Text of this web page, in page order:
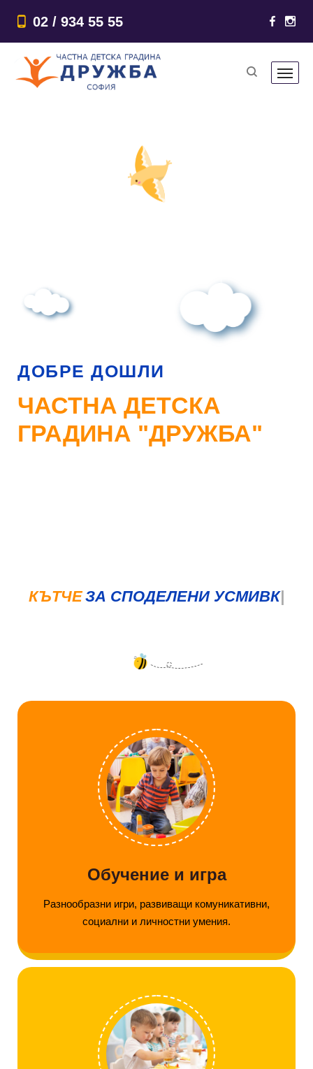
02 / 934 55 55
ДОБРЕ ДОШЛИ
ЧАСТНА ДЕТСКА
ГРАДИНА "ДРУЖБА"
КЪТЧЕЗА СПОДЕЛЕНИ УСМИВКИ
Обучение и игра
Разнообразни игри, развиващи комуникативни,
социални и личностни умения.